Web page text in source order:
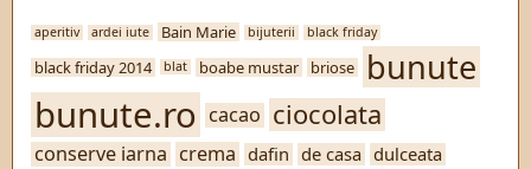
aperitiv ardei iute Bain Marie bijuterii black friday
black friday 2014 blat boabe mustar briose bunute
bunute.ro cacao ciocolata
conserve iarna crema dafin de casa dulceata